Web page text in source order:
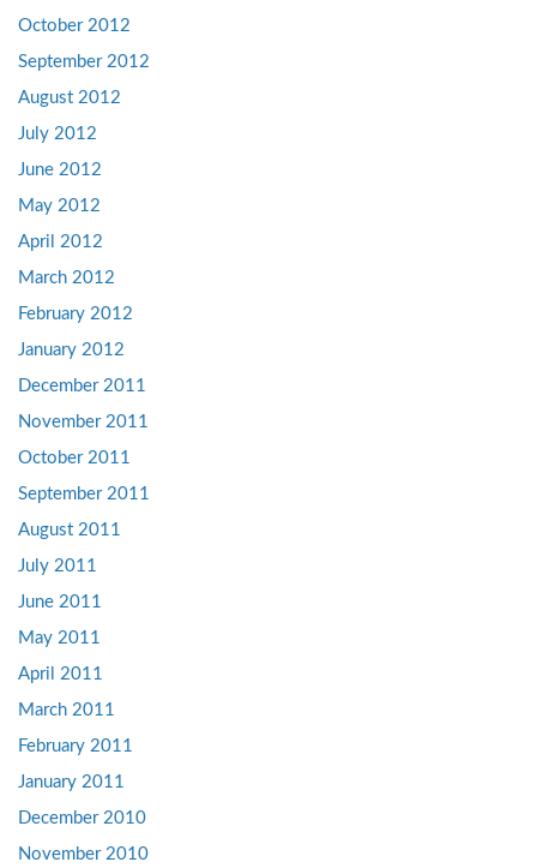
October 2012
September 2012
August 2012
July 2012
June 2012
May 2012
April 2012
March 2012
February 2012
January 2012
December 2011
November 2011
October 2011
September 2011
August 2011
July 2011
June 2011
May 2011
April 2011
March 2011
February 2011
January 2011
December 2010
November 2010